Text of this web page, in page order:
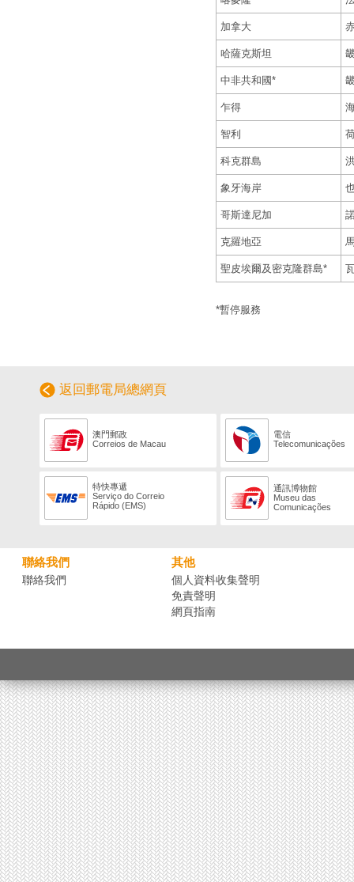
加拿大
哈薩克斯坦
中非共和國*
乍得
智利
科克群島
象牙海岸
哥斯達尼加
克羅地亞
聖皮埃爾及密克隆群島*
*暫停服務
返回郵電局總網頁
澳門郵政
Correios de Macau
電信
Telecomunicações
特快專遞
Serviço do Correio
Rápido (EMS)
通訊博物館
Museu das
Comunicações
聯絡我們
聯絡我們
其他
個人資料收集聲明
免責聲明
網頁指南